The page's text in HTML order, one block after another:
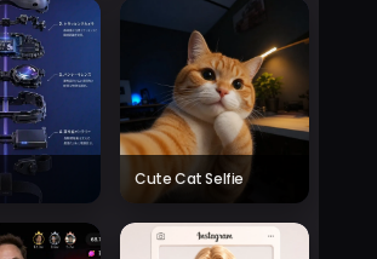
Cute Cat Selfie